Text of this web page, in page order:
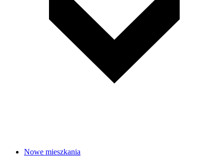
Nowe mieszkania